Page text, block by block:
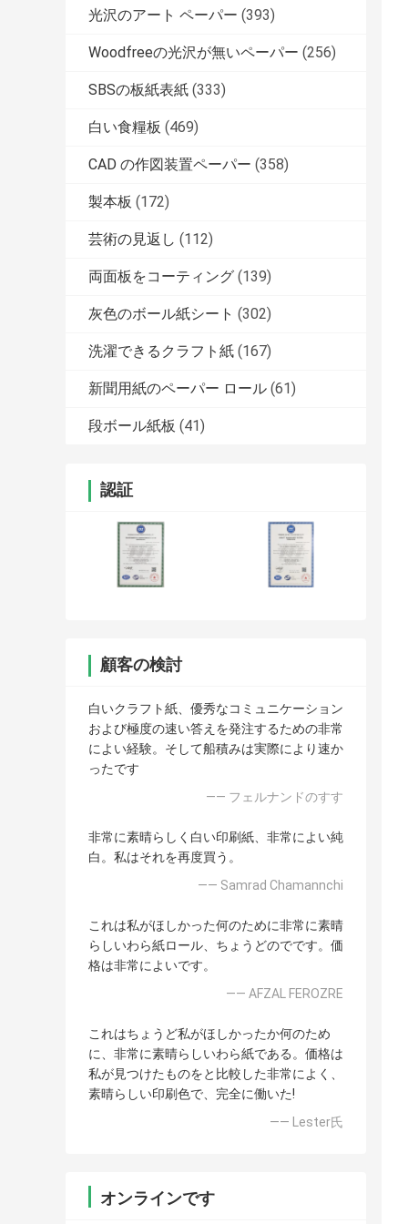
光沢のアート ペーパー (393)
Woodfreeの光沢が無いペーパー (256)
SBSの板紙表紙 (333)
白い食糧板 (469)
CAD の作図装置ペーパー (358)
製本板 (172)
芸術の見返し (112)
両面板をコーティング (139)
灰色のボール紙シート (302)
洗濯できるクラフト紙 (167)
新聞用紙のペーパー ロール (61)
段ボール紙板 (41)
認証
顧客の検討
白いクラフト紙、優秀なコミュニケーション
および極度の速い答えを発注するための非常
によい経験。そして船積みは実際により速か
ったです
—— フェルナンドのすす
非常に素晴らしく白い印刷紙、非常によい純
白。私はそれを再度買う。
—— Samrad Chamannchi
これは私がほしかった何のために非常に素晴
らしいわら紙ロール、ちょうどのでです。価
格は非常によいです。
—— AFZAL FEROZRE
これはちょうど私がほしかったか何のため
に、非常に素晴らしいわら紙である。価格は
私が見つけたものをと比較した非常によく、
素晴らしい印刷色で、完全に働いた!
—— Lester氏
オンラインです